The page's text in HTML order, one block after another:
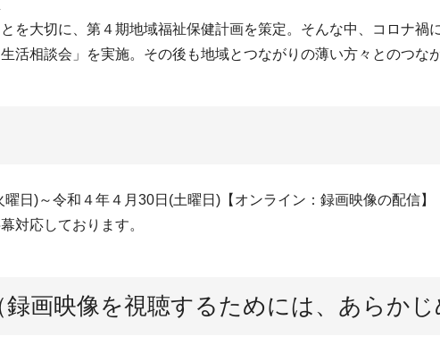
を大切に、第４期地域福祉保健計画を策定。そんな中、コロナ
活相談会」を実施。その後も地域とつながりの薄い方々とのつな
日)～令和４年４月30日(土曜日)【オンライン：録画映像の配信】
応しております。
録画映像を視聴するためには、あらかじ